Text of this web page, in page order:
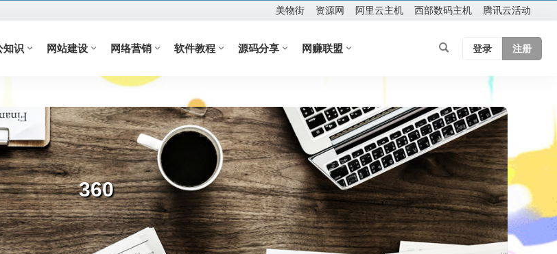
美物街 资源网 阿里云主机 西部数码主机 腾讯云活动
知识 网站建设 网络营销 软件教程 源码分享 网赚联盟 登录 注册
360